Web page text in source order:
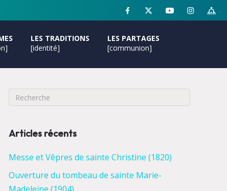
LES TRADITIONS
[identité]
LES PARTAGES
[communion]
Articles récents
Messe et Vêpres de sainte Christine (1820)
Ouverture du tombeau de sainte Marie-